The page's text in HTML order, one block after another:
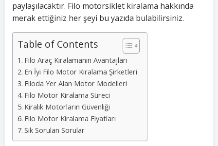
paylaşılacaktır. Filo motorsiklet kiralama hakkında
merak ettiğiniz her şeyi bu yazıda bulabilirsiniz.
Table of Contents
Filo Araç Kiralamanın Avantajları
En İyi Filo Motor Kiralama Şirketleri
Filoda Yer Alan Motor Modelleri
Filo Motor Kiralama Süreci
Kiralık Motorların Güvenliği
Filo Motor Kiralama Fiyatları
Sık Sorulan Sorular